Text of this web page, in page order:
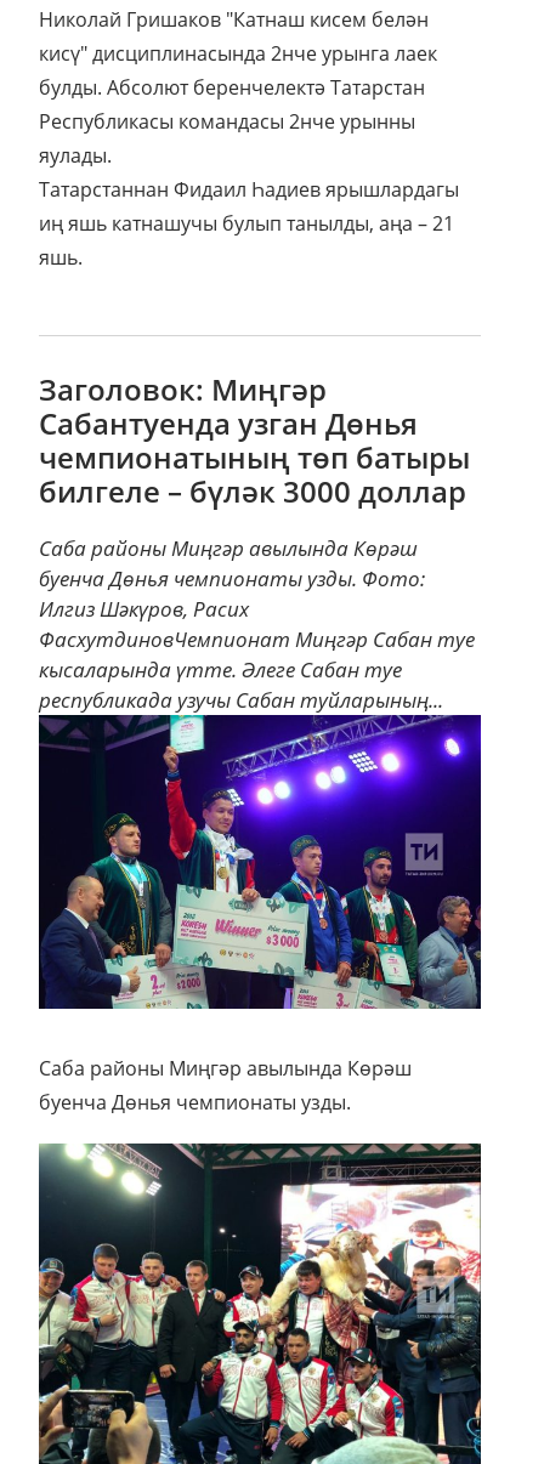
Николай Гришаков "Катнаш кисем белән
кисү" дисциплинасында 2нче урынга лаек
булды. Абсолют беренчелектә Татарстан
Республикасы командасы 2нче урынны
яулады.
Татарстаннан Фидаил Һадиев ярышлардагы
иң яшь катнашучы булып танылды, аңа – 21
яшь.
Заголовок: Миңгәр
Сабантуенда узган Дөнья
чемпионатының төп батыры
билгеле – бүләк 3000 доллар
Саба районы Миңгәр авылында Көрәш
буенча Дөнья чемпионаты узды. Фото:
Илгиз Шәкүров, Расих
ФасхутдиновЧемпионат Миңгәр Сабан туе
кысаларында үтте. Әлеге Сабан туе
республикада узучы Сабан туйларының...
Саба районы Миңгәр авылында Көрәш
буенча Дөнья чемпионаты узды.